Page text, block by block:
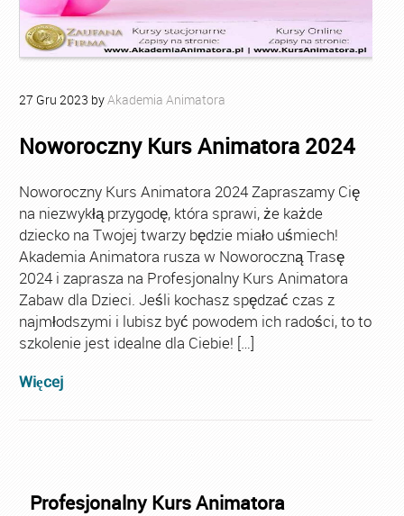
27 Gru 2023 byAkademia Animatora
Noworoczny Kurs Animatora 2024
Noworoczny Kurs Animatora 2024 Zapraszamy Cię
na niezwykłą przygodę, która sprawi, że każde
dziecko na Twojej twarzy będzie miało uśmiech!
Akademia Animatora rusza w Noworoczną Trasę
2024 i zaprasza na Profesjonalny Kurs Animatora
Zabaw dla Dzieci. Jeśli kochasz spędzać czas z
najmłodszymi i lubisz być powodem ich radości, to to
szkolenie jest idealne dla Ciebie! […]
Więcej
Profesjonalny Kurs Animatora